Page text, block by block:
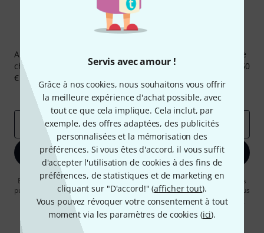
Servis avec amour !
Grâce à nos cookies, nous souhaitons vous offrir
la meilleure expérience d'achat possible, avec
tout ce que cela implique. Cela inclut, par
exemple, des offres adaptées, des publicités
personnalisées et la mémorisation des
préférences. Si vous êtes d'accord, il vous suffit
d'accepter l'utilisation de cookies à des fins de
préférences, de statistiques et de marketing en
cliquant sur "D'accord!" (afficher tout).
Vous pouvez révoquer votre consentement à tout
moment via les paramètres de cookies (ici).
Abonnez-vous à la newsletter Thomann et, avec un peu de
chance, gagnez l'un des 50 bons d'achat d'une valeur de 50
€ chacun!
Articles inspirants
Deals Aperçus Thomann
Adresse e-mail *
S'inscrire maintenant
En cliquant sur "S'inscrire maintenant", vous acceptez de recevoir des
publicités par e-mail. La désinscription est possible à tout moment. Vous
pouvez trouver plus d'informations à ce sujet dans notrePolitique de
confidentialité